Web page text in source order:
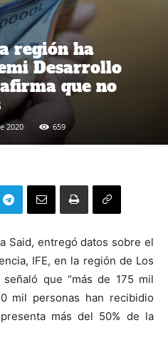
región ha
Desarrollo
que no
2020 659
Said, entregó datos sobre el
IFE, en la región de Los
que “más de 175 mil
mil personas han recibidio
más del 50% de la